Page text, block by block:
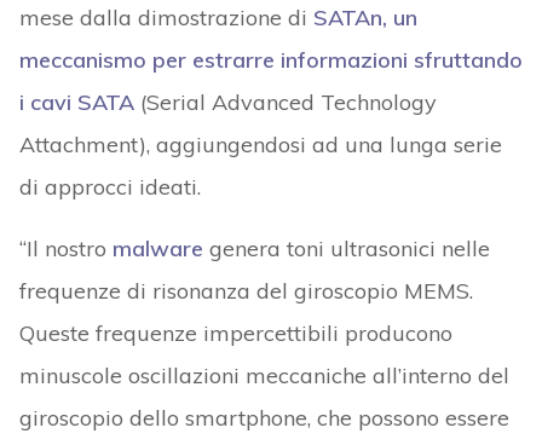
mese dalla dimostrazione di SATAn, un
meccanismo per estrarre informazioni sfruttando
i cavi SATA(Serial Advanced Technology
Attachment), aggiungendosi ad una lunga serie
di approcci ideati.
“Il nostro malware genera toni ultrasonici nelle
frequenze di risonanza del giroscopio MEMS.
Queste frequenze impercettibili producono
minuscole oscillazioni meccaniche all’interno del
giroscopio dello smartphone, che possono essere